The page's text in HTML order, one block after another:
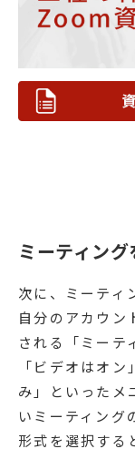
ミーティン
次に、ミーティ
自分のアカウン
される「ミーテ
「ビデオはオ
み」といったメ
いミーティング
形式を選択する